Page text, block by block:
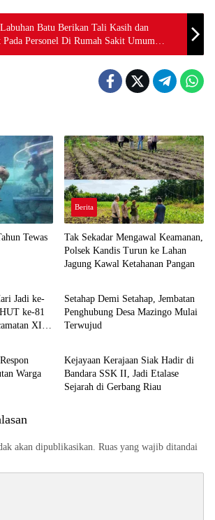
Batu Berikan Tali Kasih dan
Pada Personel Di Rumah Sakit Umum
Tewas
Berita
Tak Sekadar Mengawal Keamanan,
Polsek Kandis Turun ke Lahan
Jagung Kawal Ketahanan Pangan
Jadi ke-
ke-81
XIII
Berita
Setahap Demi Setahap, Jembatan
Penghubung Desa Mazingo Mulai
Terwujud
Warga
Berita
Kejayaan Kerajaan Siak Hadir di
Bandara SSK II, Jadi Etalase
Sejarah di Gerbang Riau
akan dipublikasikan. Ruas yang wajib ditandai